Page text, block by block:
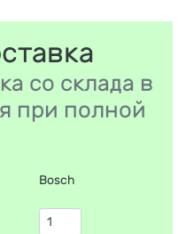
со склада в
при полной
Bosch